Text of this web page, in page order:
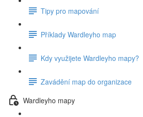
Tipy pro mapování
Příklady Wardleyho map
Kdy využijete Wardleyho mapy?
Zavádění map do organizace
Wardleyho mapy